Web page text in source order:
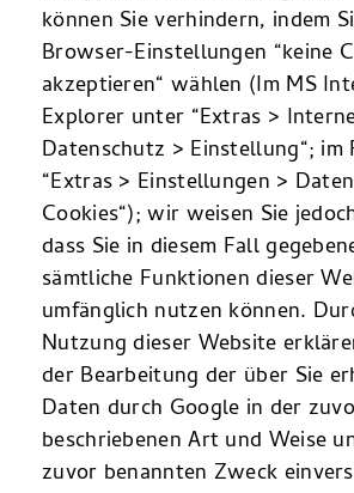
können Sie verhindern, indem
Browser-Einstellungen “keine
akzeptieren“ wählen (Im MS
Explorer unter “Extras >
Datenschutz > Einstellung“;
“Extras > Einstellungen >
Cookies“); wir weisen Sie
dass Sie in diesem Fall
sämtliche Funktionen dieser
umfänglich nutzen können.
Nutzung dieser Website
der Bearbeitung der über Sie
Daten durch Google in der
beschriebenen Art und Weise
zuvor benannten Zweck